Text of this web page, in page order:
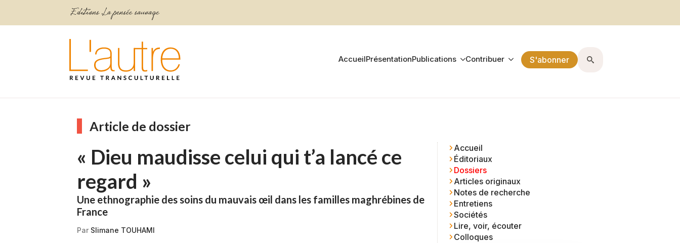
AccueilPrésentationPublications Contribuer S'abonner
Article de dossier
« Dieu maudisse celui qui t’a lancé ce
regard »
Une ethnographie des soins du mauvais œil dans les familles maghrébines de
France
Par Slimane TOUHAMI
Accueil
Éditoriaux
Dossiers
Articles originaux
Notes de recherche
Entretiens
Sociétés
Lire, voir, écouter
Colloques